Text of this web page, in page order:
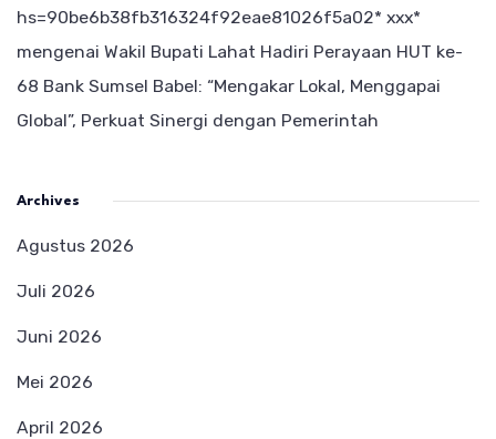
hs=90be6b38fb316324f92eae81026f5a02* ххх*
mengenai Wakil Bupati Lahat Hadiri Perayaan HUT ke-
68 Bank Sumsel Babel: “Mengakar Lokal, Menggapai
Global”, Perkuat Sinergi dengan Pemerintah
Archives
Agustus 2026
Juli 2026
Juni 2026
Mei 2026
April 2026